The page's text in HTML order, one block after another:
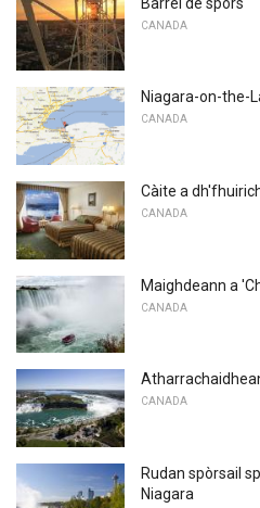
CANADA
Niagara-on-the-
CANADA
Càite a
CANADA
Maighdeann a
CANADA
CANADA
Rudan spòrsail
Niagara